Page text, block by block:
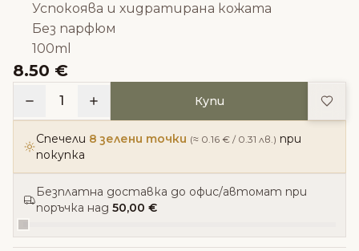
Успокоява и хидратирана кожата
Без парфюм
100ml
8.50 €
1 Купи
Спечели 8 зелени точки (≈ 0.16 € / 0.31 лв.) при
покупка
Безплатна доставка до офис/автомат при
поръчка над 50,00 €